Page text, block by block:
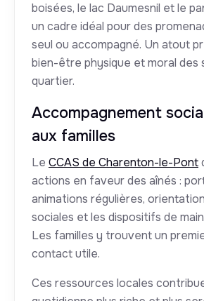
boisées, le lac Daumesnil et le
un cadre idéal pour des
seul ou accompagné. Un atout
bien-être physique et moral des
quartier.
Accompagnement
aux familles
Le CCAS de Charenton-le-Pont
actions en faveur des aînés :
animations régulières,
sociales et les dispositifs de
Les familles y trouvent un
contact utile.
Ces ressources locales